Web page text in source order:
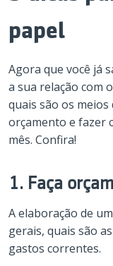
papel
Agora que você já
a sua relação com
quais são os
orçamento e fazer
mês. Confira!
1. Faça
A elaboração de
gerais, quais são
gastos correntes.